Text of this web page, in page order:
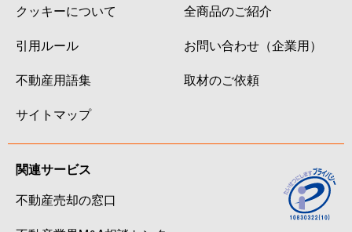
クッキーについて
引用ルール
不動産用語集
サイトマップ
全商品のご紹介
お問い合わせ（企業用）
取材のご依頼
関連サービス
不動産売却の窓口